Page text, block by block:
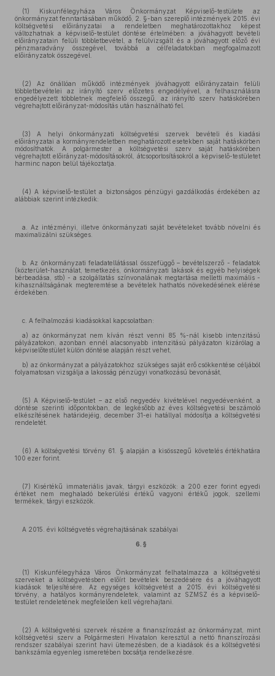
(1) Kiskunfélegyháza Város Önkormányzat Képviselő-testülete az
önkormányzat fenntartásában működő, 2. §-ban szereplő intézmények 2015. évi
költségvetési előirányzatai a rendeletben meghatározottakhoz képest
változhatnak a képviselő-testület döntése értelmében: a jóváhagyott bevételi
előirányzatain felüli többletbevétel, a felülvizsgált és a jóváhagyott előző évi
pénzmaradvány összegével, továbbá a célfeladatokban megfogalmazott
előirányzatok összegével.
(2) Az önállóan működő intézmények jóváhagyott előirányzatain felüli
többletbevételei az irányító szerv előzetes engedélyével, a felhasználásra
engedélyezett többletnek megfelelő összegű, az irányító szerv hatáskörében
végrehajtott előirányzat-módosítás után használható fel.
(3) A helyi önkormányzati költségvetési szervek bevételi és kiadási
előirányzatai a kormányrendeletben meghatározott esetekben saját hatáskörben
módosíthatók. A polgármester a költségvetési szerv saját hatáskörében
végrehajtott előirányzat-módosításokról, átcsoportosításokról a képviselő-testületet
harminc napon belül tájékoztatja.
(4) A képviselő-testület a biztonságos pénzügyi gazdálkodás érdekében az
alábbiak szerint intézkedik:
a. Az intézményi, illetve önkormányzati saját bevételeket tovább növelni és
maximalizálni szükséges.
b. Az önkormányzati feladatellátással összefüggő – bevételszerző - feladatok
(közterület-használat, temetkezés, önkormányzati lakások és egyéb helyiségek
bérbeadása, stb) - a szolgáltatás színvonalának megtartása melletti maximális -
kihasználtságának megteremtése a bevételek hathatós növekedésének elérése
érdekében.
c. A felhalmozási kiadásokkal kapcsolatban:
a) az önkormányzat nem kíván részt venni 85 %-nál kisebb intenzitású
pályázatokon, azonban ennél alacsonyabb intenzitású pályázaton kizárólag a
képviselőtestület külön döntése alapján részt vehet,
b) az önkormányzat a pályázatokhoz szükséges saját erő csökkentése céljából
folyamatosan vizsgálja a lakosság pénzügyi vonatkozású bevonását,
(5) A Képviselő-testület – az első negyedév kivételével negyedévenként, a
döntése szerinti időpontokban, de legkésőbb az éves költségvetési beszámoló
elkészítésének határidejéig, december 31-ei hatállyal módosítja a költségvetési
rendeletét.
(6) A költségvetési törvény 61. § alapján a kisösszegű követelés értékhatára
100 ezer forint.
(7) Kisértékű immateriális javak, tárgyi eszközök: a 200 ezer forint egyedi
értéket nem meghaladó bekerülési értékű vagyoni értékű jogok, szellemi
termékek, tárgyi eszközök.
A 2015. évi költségvetés végrehajtásának szabályai
6. §
(1) Kiskunfélegyháza Város Önkormányzat felhatalmazza a költségvetési
szerveket a költségvetésben előírt bevételek beszedésére és a jóváhagyott
kiadások teljesítésére. Az egységes költségvetést a 2015. évi költségvetési
törvény, a hatályos kormányrendeletek, valamint az SZMSZ és a képviselő-
testület rendeletének megfelelően kell végrehajtani.
(2) A költségvetési szervek részére a finanszírozást az önkormányzat, mint
költségvetési szerv a Polgármesteri Hivatalon keresztül a nettó finanszírozási
rendszer szabályai szerint havi ütemezésben, de a kiadások és a költségvetési
bankszámla egyenleg ismeretében bocsátja rendelkezésre.